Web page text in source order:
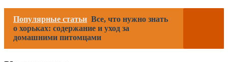
Популярные статьи Все, что нужно знать
о хорьках: содержание и уход за
домашними питомцами